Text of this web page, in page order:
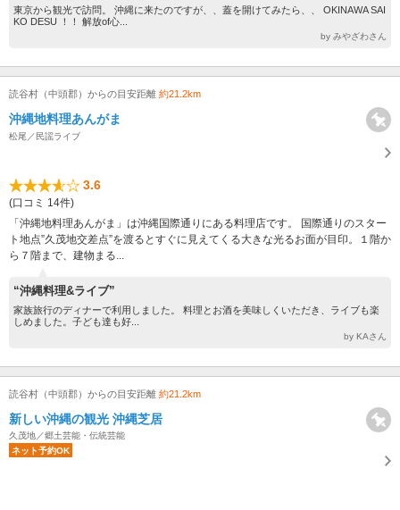
東京から観光で訪問。 沖縄に来たのですが、、蓋を開けてみたら、、 OKINAWA SAI
KO DESU ！！ 解放of心...
by みやざわさん
読谷村（中頭郡）からの目安距離 約21.2km
沖縄地料理あんがま
松尾／民謡ライブ
3.6
(口コミ 14件)
「沖縄地料理あんがま」は沖縄国際通りにある料理店です。 国際通りのスター
ト地点”久茂地交差点”を渡るとすぐに見えてくる大きな光るお面が目印。１階か
ら７階まで、建物まる...
“沖縄料理&ライブ”
家族旅行のディナーで利用しました。 料理とお酒を美味しくいただき、ライブも楽
しめました。子ども達も好...
by KAさん
読谷村（中頭郡）からの目安距離 約21.2km
新しい沖縄の観光 沖縄芝居
久茂地／郷土芸能・伝統芸能
ネット予約OK